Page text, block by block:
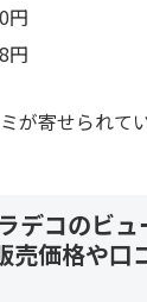
円
円
が寄せられて
デコのビ
売価格や口